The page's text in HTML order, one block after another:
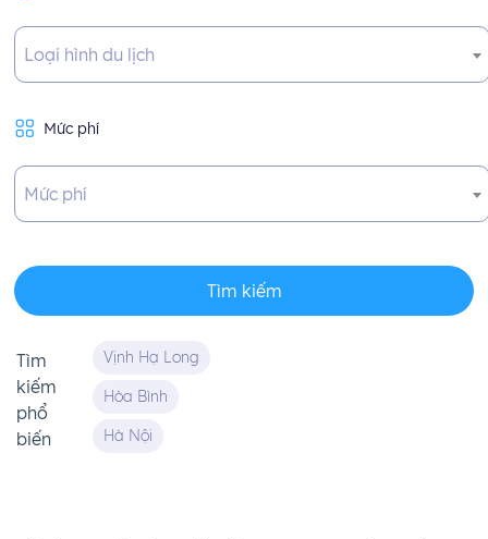
Loại hình du lịch
Mức phí
Mức phí
Tìm kiếm
Tìm
kiếm
phổ
biến
Vịnh Hạ Long
Hòa Bình
Hà Nội